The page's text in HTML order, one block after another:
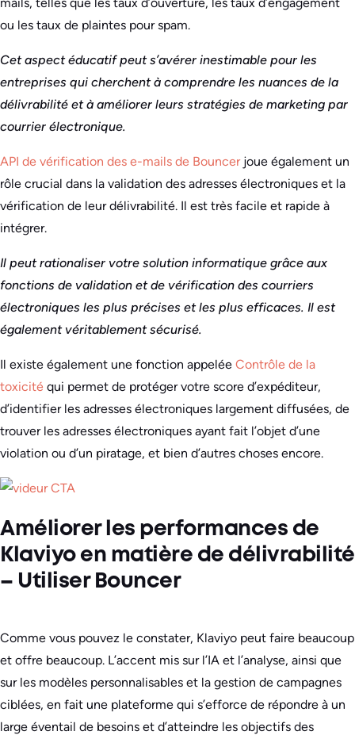
ou les taux de plaintes pour spam.
Cet aspect éducatif peut s’avérer inestimable pour les
entreprises qui cherchent à comprendre les nuances de la
délivrabilité et à améliorer leurs stratégies de marketing par
courrier électronique.
API de vérification des e-mails de Bouncer joue également un
rôle crucial dans la validation des adresses électroniques et la
vérification de leur délivrabilité. Il est très facile et rapide à
intégrer.
Il peut rationaliser votre solution informatique grâce aux
fonctions de validation et de vérification des courriers
électroniques les plus précises et les plus efficaces. Il est
également véritablement sécurisé.
Il existe également une fonction appelée Contrôle de la
toxicité qui permet de protéger votre score d’expéditeur,
d’identifier les adresses électroniques largement diffusées, de
trouver les adresses électroniques ayant fait l’objet d’une
violation ou d’un piratage, et bien d’autres choses encore.
Améliorer les performances de
Klaviyo en matière de délivrabilité
– Utiliser Bouncer
Comme vous pouvez le constater, Klaviyo peut faire beaucoup
et offre beaucoup. L’accent mis sur l’IA et l’analyse, ainsi que
sur les modèles personnalisables et la gestion de campagnes
ciblées, en fait une plateforme qui s’efforce de répondre à un
large éventail de besoins et d’atteindre les objectifs des